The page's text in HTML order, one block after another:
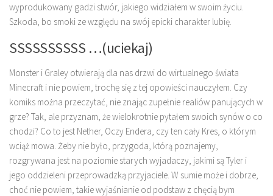
wyprodukowany gadzi stwór, jakiego widziałem w swoim życiu.
Szkoda, bo smoki ze względu na swój epicki charakter lubię.
SSSSSSSSSS …(uciekaj)
Monster i Graley otwierają dla nas drzwi do wirtualnego świata
Minecraft i nie powiem, trochę się z tej opowieści nauczyłem. Czy
komiks można przeczytać, nie znając zupełnie realiów panujących w
grze? Tak, ale przyznam, że wielokrotnie pytałem swoich synów o co
chodzi? Co to jest Nether, Oczy Endera, czy ten cały Kres, o którym
wciąż mowa. Żeby nie było, przygoda, którą poznajemy,
rozgrywana jest na poziomie starych wyjadaczy, jakimi są Tyler i
jego oddzieleni przeprowadzką przyjaciele. W sumie może i dobrze,
choć nie powiem, takie wyjaśnianie od podstaw z chęcią bym